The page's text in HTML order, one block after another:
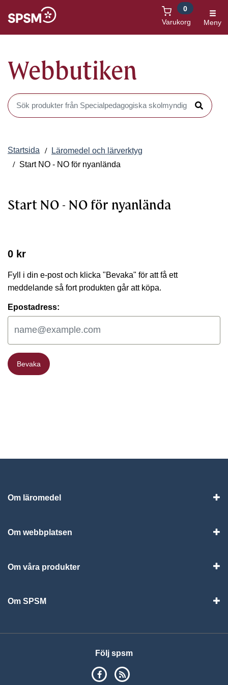
Varukorg
0
Meny
Webbutiken
Sök produkter i Webbutiken
Sök
Startsida
Läromedel och lärverktyg
Start NO - NO för nyanlända
Start NO - NO för nyanlända
0 kr
Fyll i din e-post och klicka "Bevaka" för att få ett
meddelande så fort produkten går att köpa.
Epostadress:
Bevaka
Bevaka
Om läromedel
Om webbplatsen
Om våra produkter
Om SPSM
Följ spsm
SPSM på Facebook